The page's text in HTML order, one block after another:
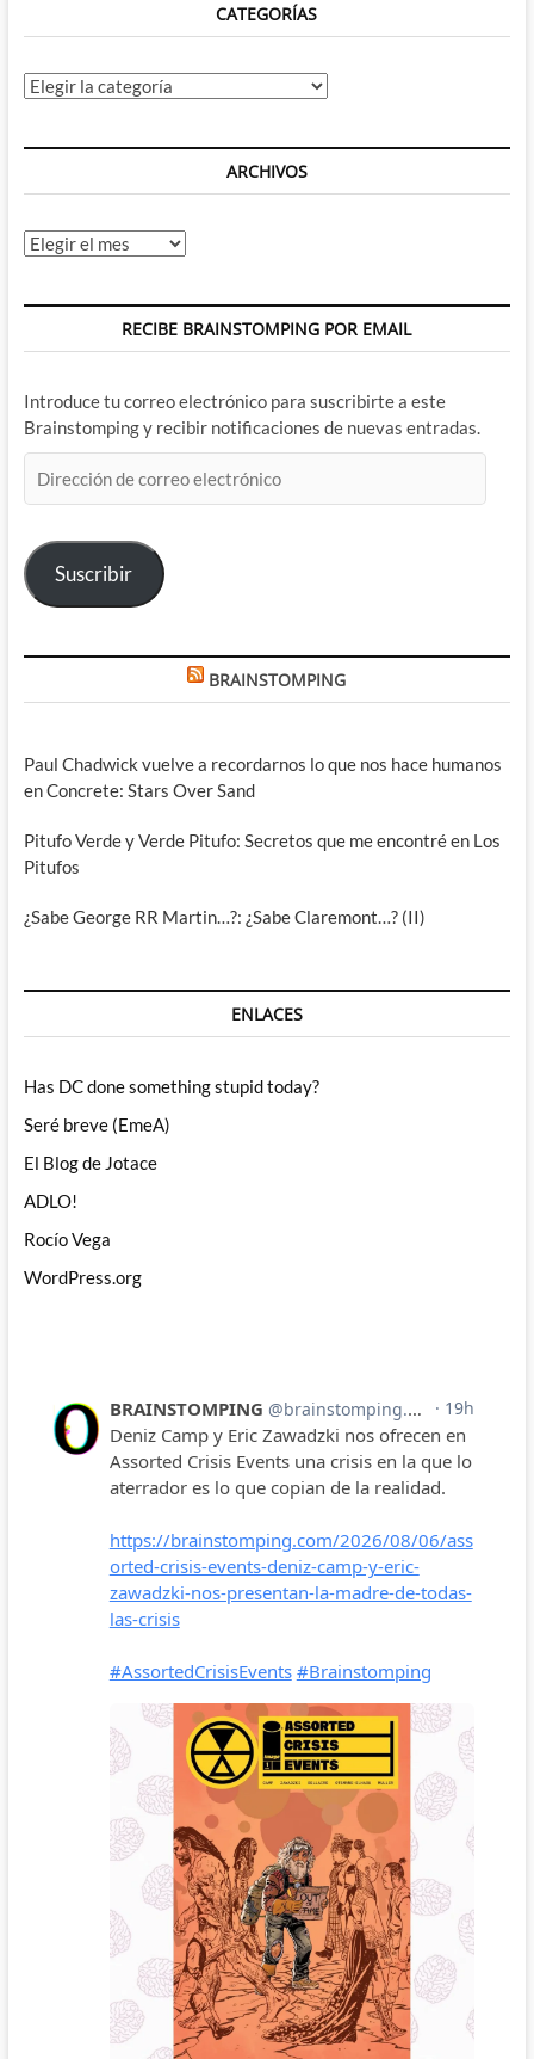
CATEGORÍAS
Categorías
ARCHIVOS
Archivos
RECIBE BRAINSTOMPING POR EMAIL
Introduce tu correo electrónico para suscribirte a este
Brainstomping y recibir notificaciones de nuevas entradas.
de
electrónico
Suscribir
BRAINSTOMPING
Paul Chadwick vuelve a recordarnos lo que nos hace humanos
en Concrete: Stars Over Sand
Pitufo Verde y Verde Pitufo: Secretos que me encontré en Los
Pitufos
¿Sabe George RR Martin…?: ¿Sabe Claremont…? (II)
ENLACES
Has DC done something stupid today?
Seré breve (EmeA)
El Blog de Jotace
ADLO!
Rocío Vega
WordPress.org